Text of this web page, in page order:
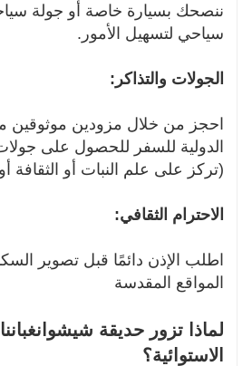
ننصحك بسيارة خاصة أو جولة
سياحي لتسهيل الأمور.
الجولات والتذاكر:
احجز من خلال مزودين موثوقين
الدولية للسفر للحصول على
(تركز على علم النبات أو الثقافة
الاحترام الثقافي:
اطلب الإذن دائمًا قبل تصوير
المواقع المقدسة
لماذا تزور حديقة شيشوانغباننا
الاستوائية؟